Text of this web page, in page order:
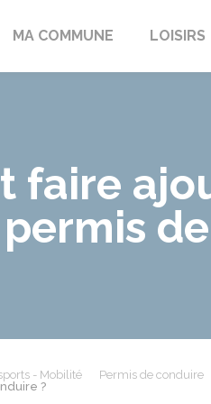
MA COMMUNE LOISIRS
faire
- Mobilité Permis de conduire
?